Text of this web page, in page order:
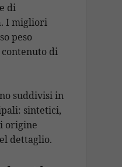
di
I migliori
peso
di
suddivisi in
sintetici,
origine
dettaglio.